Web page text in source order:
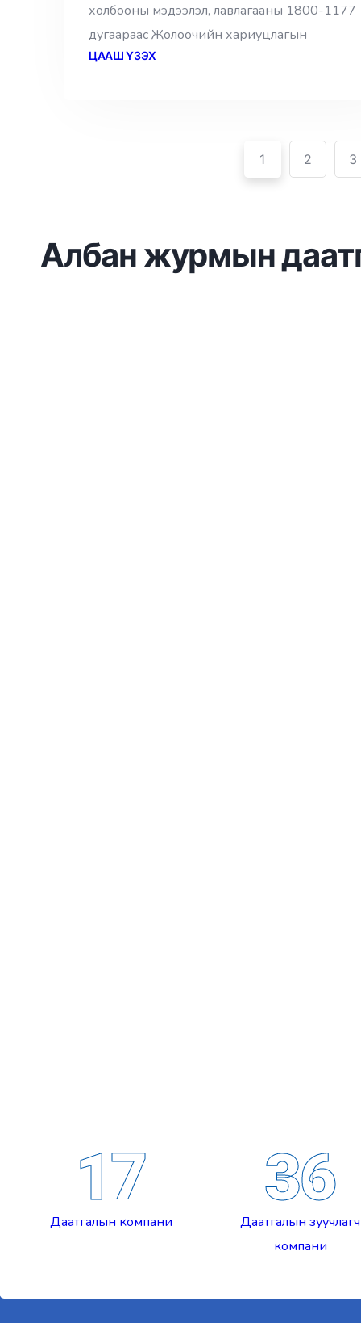
холбооны мэдээлэл, лавлагааны 1800-1177
дугаараас Жолоочийн хариуцлагын
ЦААШ ҮЗЭХ
1 2 3
Албан журмын
17
Даатгалын компани
36
Даатгалын зуучлагч
компани